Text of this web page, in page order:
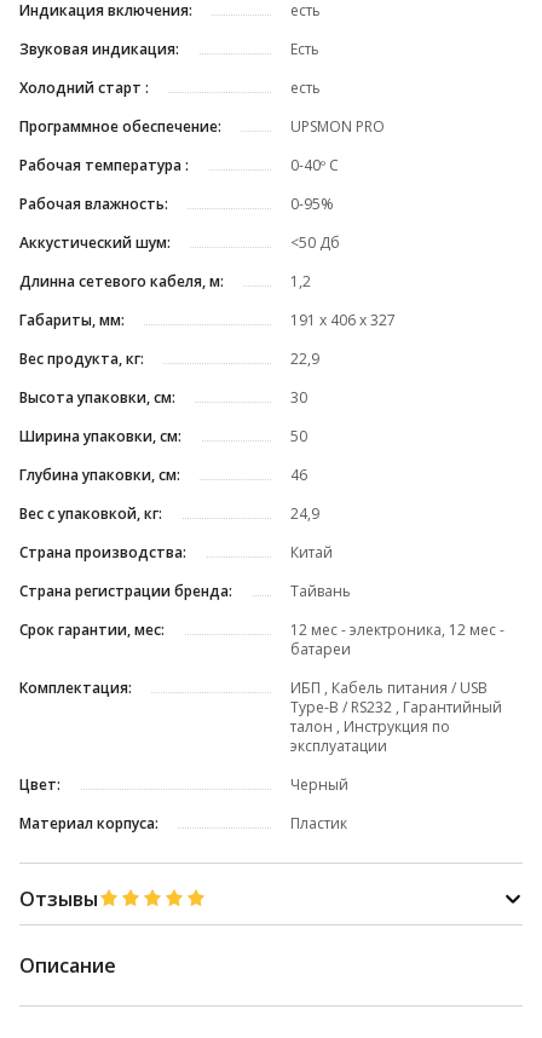
Индикация включения:
есть
Звуковая индикация:
Есть
Холодний старт :
есть
Программное обеспечение:
UPSMON PRO
Рабочая температура :
0-40º C
Рабочая влажность:
0-95%
Аккустический шум:
<50 Дб
Длинна сетевого кабеля, м:
1,2
Габариты, мм:
191 x 406 x 327
Вес продукта, кг:
22,9
Высота упаковки, см:
30
Ширина упаковки, см:
50
Глубина упаковки, см:
46
Вес с упаковкой, кг:
24,9
Страна производства:
Китай
Страна регистрации бренда:
Тайвань
Срок гарантии, мес:
12 мес - электроника, 12 мес -
батареи
Комплектация:
ИБП , Кабель питания / USB
Type-B / RS232 , Гарантийный
талон , Инструкция по
эксплуатации
Цвет:
Черный
Материал корпуса:
Пластик
Отзывы
Описание